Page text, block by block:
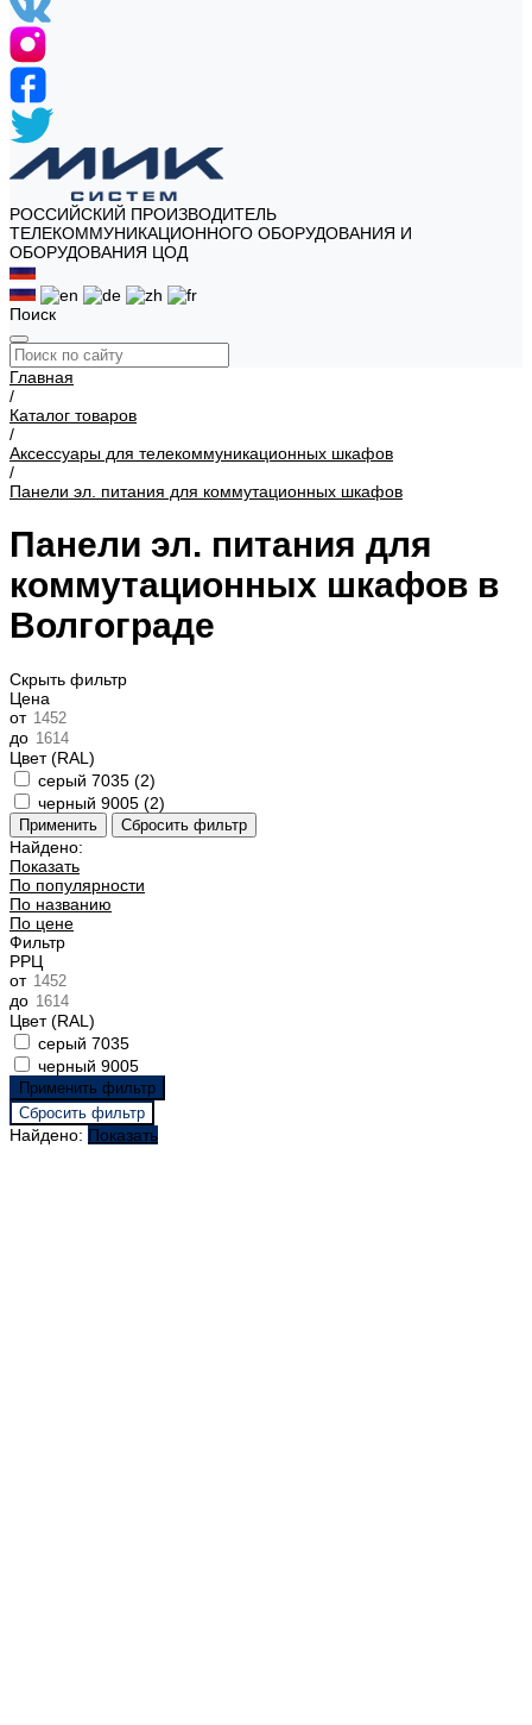
РОССИЙСКИЙ ПРОИЗВОДИТЕЛЬ
ТЕЛЕКОММУНИКАЦИОННОГО ОБОРУДОВАНИЯ И
ОБОРУДОВАНИЯ ЦОД
Поиск
Главная
/
Каталог товаров
/
Аксессуары для телекоммуникационных шкафов
/
Панели эл. питания для коммутационных шкафов
Панели эл. питания для
коммутационных шкафов в
Волгограде
Скрыть фильтр
Цена
от
до
Цвет (RAL)
серый 7035 (2)
черный 9005 (2)
Найдено:
Показать
По популярности
По названию
По цене
Фильтр
РРЦ
от
до
Цвет (RAL)
серый 7035
черный 9005
Найдено: Показать